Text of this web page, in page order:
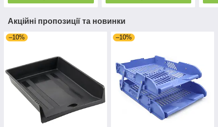
Акційні пропозиції та новинки
–10% –10%